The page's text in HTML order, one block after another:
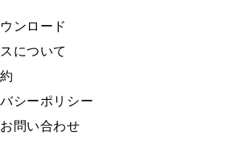
ンロード
について
シーポリシー
問い合わせ